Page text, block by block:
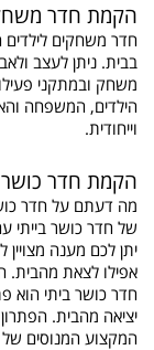
הקמת חדר
חדר משחקים לילדים
בבית. ניתן לעצב
משחק ובמתקני
הילדים, המשפחה
וייחודית.
הקמת חדר כושר
מה דעתם על חדר
של חדר כושר בייתי
יתן לכם מענה
אפילו לצאת מהבית.
חדר כושר ביתי הוא
יציאה מהבית. הפתרון
המקצוע המנוסים של